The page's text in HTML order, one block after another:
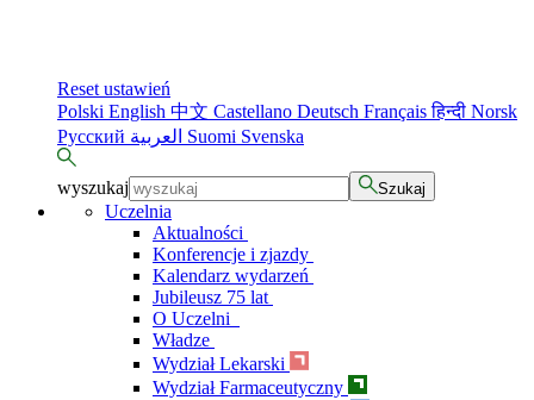
Reset ustawień
Polski English 中文 Castellano Deutsch Françaisहिन्दी Norsk
Русский
Suomi Svenska
wyszukaj Szukaj
Uczelnia
Aktualności
Konferencje i zjazdy
Kalendarz wydarzeń
Jubileusz 75 lat
O Uczelni
Władze
Wydział Lekarski
Wydział Farmaceutyczny